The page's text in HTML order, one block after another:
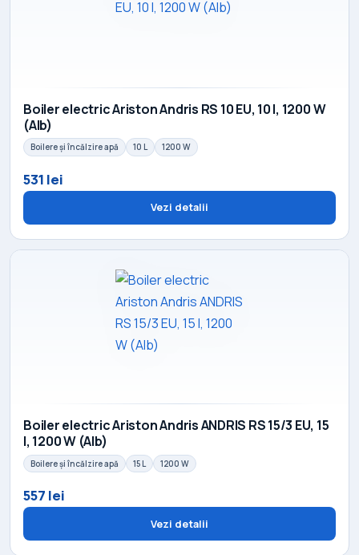
Boiler electric Ariston Andris RS 10 EU, 10 l, 1200 W
(Alb)
Boilere și încălzire apă 10 L 1200 W
531 lei
Vezi detalii
Boiler electric Ariston Andris ANDRIS RS 15/3 EU, 15
l, 1200 W (Alb)
Boilere și încălzire apă 15 L 1200 W
557 lei
Vezi detalii